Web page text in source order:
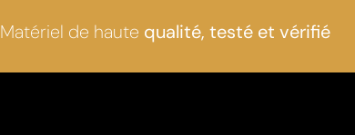
Matériel de haute qualité, testé et vérifié